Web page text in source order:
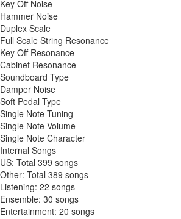
Key Off Noise
Hammer Noise
Duplex Scale
Full Scale String Resonance
Key Off Resonance
Cabinet Resonance
Soundboard Type
Damper Noise
Soft Pedal Type
Single Note Tuning
Single Note Volume
Single Note Character
Internal Songs
US: Total 399 songs
Other: Total 389 songs
Listening: 22 songs
Ensemble: 30 songs
Entertainment: 20 songs